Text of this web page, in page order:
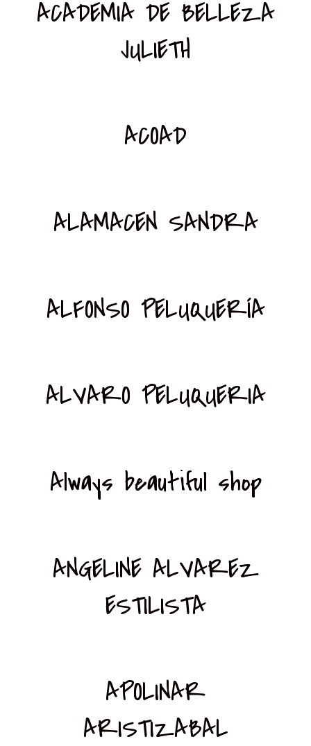
ACADEMIA DE BELLEZA
JULIETH
ACOAD
ALAMACEN SANDRA
ALFONSO PELUQUERÍA
ALVARO PELUQUERIA
Always beautiful shop
ANGELINE ALVAREZ
ESTILISTA
APOLINAR
ARISTIZABAL